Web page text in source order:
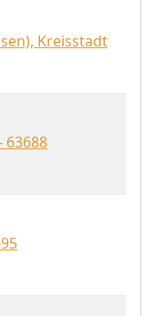
Kreisstadt
63688